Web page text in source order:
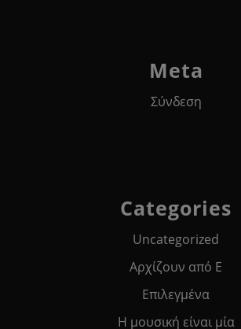
Meta
Σύνδεση
Categories
Uncategorized
Αρχίζουν από Ε
Επιλεγμένα
Η μουσική είναι μία